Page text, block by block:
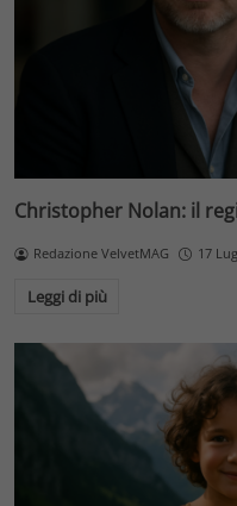
Christopher Nolan: il
Redazione VelvetMAG 17
Leggi di più